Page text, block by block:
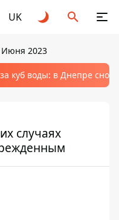
UK
Июня 2023
куб воды: в Днепре
случаях